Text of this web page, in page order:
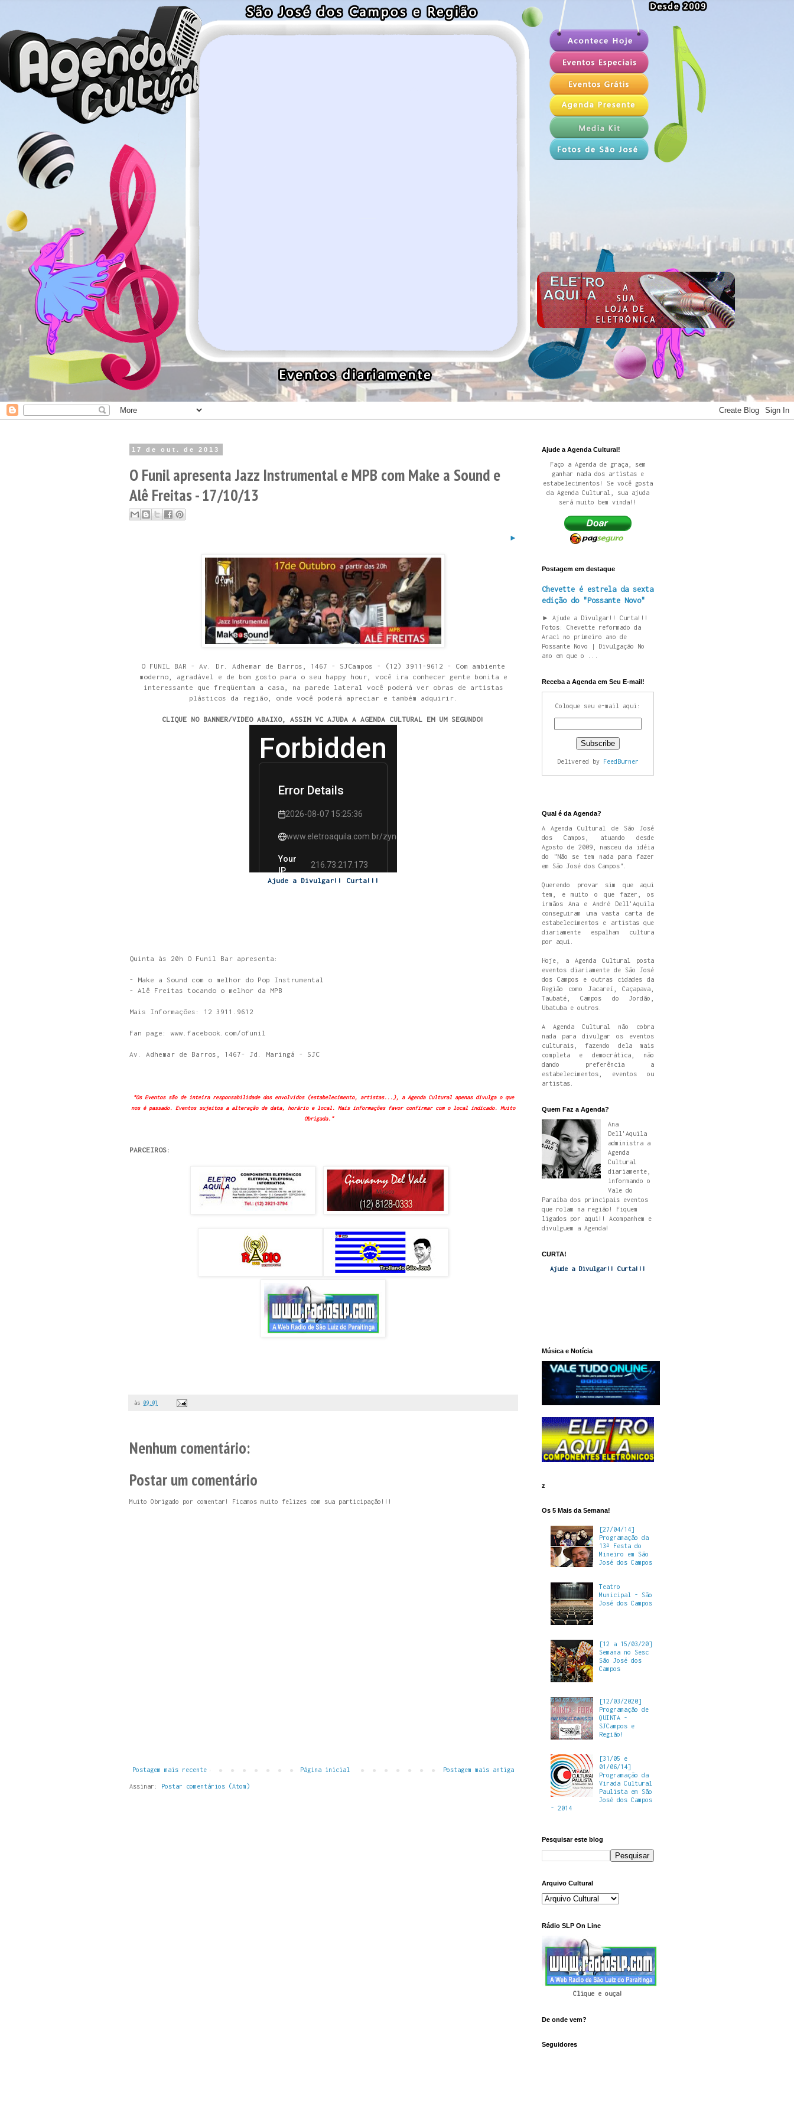
17 de out. de 2013
O Funil apresenta Jazz Instrumental e MPB com Make a Sound e
Alê Freitas - 17/10/13
►
O FUNIL BAR - Av. Dr. Adhemar de Barros, 1467 - SJCampos - (12) 3911-9612 - Com ambiente
moderno, agradável e de bom gosto para o seu happy hour, você ira conhecer gente bonita e
interessante que freqüentam a casa, na parede lateral você poderá ver obras de artistas
plásticos da região, onde você poderá apreciar e também adquirir.
CLIQUE NO BANNER/VIDEO ABAIXO, ASSIM VC AJUDA A AGENDA CULTURAL EM UM SEGUNDO!
Ajude a Divulgar!! Curta!!!
Quinta às 20h O Funil Bar apresenta:
- Make a Sound com o melhor do Pop Instrumental
- Alê Freitas tocando o melhor da MPB
Mais Informações: 12 3911.9612
Fan page: www.facebook.com/ofunil
Av. Adhemar de Barros, 1467- Jd. Maringá - SJC
"Os Eventos são de inteira responsabilidade dos envolvidos (estabelecimento, artistas...), a Agenda Cultural apenas divulga o que
nos é passado. Eventos sujeitos a alteração de data, horário e local. Mais informações favor confirmar com o local indicado. Muito
Obrigada."
PARCEIROS:
às 09:01
Nenhum comentário:
Postar um comentário
Muito Obrigado por comentar! Ficamos muito felizes com sua participação!!!
Postagem mais recente Postagem mais antiga
Página inicial
Assinar: Postar comentários (Atom)
Ajude a Agenda Cultural!
Faço a Agenda de graça, sem
ganhar nada dos artistas e
estabelecimentos! Se você gosta
da Agenda Cultural, sua ajuda
será muito bem vinda!!
Postagem em destaque
Chevette é estrela da sexta
edição do "Possante Novo"
► Ajude a Divulgar!! Curta!!!
Fotos: Chevette reformado da
Araci no primeiro ano de
Possante Novo | Divulgação No
ano em que o ...
Receba a Agenda em Seu E-mail!
Coloque seu e-mail aqui:
Delivered by FeedBurner
Qual é da Agenda?
A Agenda Cultural de São José
dos Campos, atuando desde
Agosto de 2009, nasceu da idéia
do "Não se tem nada para fazer
em São José dos Campos".
Querendo provar sim que aqui
tem, e muito o que fazer, os
irmãos Ana e André Dell'Aquila
conseguiram uma vasta carta de
estabelecimentos e artistas que
diariamente espalham cultura
por aqui.
Hoje, a Agenda Cultural posta
eventos diariamente de São José
dos Campos e outras cidades da
Região como Jacareí, Caçapava,
Taubaté, Campos do Jordão,
Ubatuba e outros.
A Agenda Cultural não cobra
nada para divulgar os eventos
culturais, fazendo dela mais
completa e democrática, não
dando preferência a
estabelecimentos, eventos ou
artistas.
Quem Faz a Agenda?
Ana
Dell'Aquila
administra a
Agenda
Cultural
diariamente,
informando o
Vale do
Paraíba dos principais eventos
que rolam na região! Fiquem
ligados por aqui!! Acompanhem e
divulguem a Agenda!
CURTA!
Ajude a Divulgar!! Curta!!!
Música e Notícia
z
Os 5 Mais da Semana!
[27/04/14]
Programação da
13ª Festa do
Mineiro em São
José dos Campos
Teatro
Municipal - São
José dos Campos
[12 a 15/03/20]
Semana no Sesc
São José dos
Campos
[12/03/2020]
Programação de
QUINTA -
SJCampos e
Região!
[31/05 e
01/06/14]
Programação da
Virada Cultural
Paulista em São
José dos Campos
- 2014
Pesquisar este blog
Arquivo Cultural
Rádio SLP On Line
Clique e ouça!
De onde vem?
Seguidores